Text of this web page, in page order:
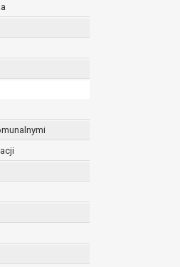
interesów osoby, której
przypadkach dane osobowe
danych w celu
mogą być:
osobowe będą przetwarzane przez
obowiązującego.
dane osobowe przetwarzane są na
dane osobowe przetwarzane są w
wymaganym przez przepisy prawa
do czasu wycofania tej zgody.
umów o dofinansowanie dane
określoną instytucją, trwałości
przez administratora
do treści danych oraz